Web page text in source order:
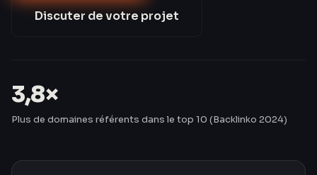
plus tôt vous commencez, plus tôt vous gagnez en
autorité. Les Créavores construisent un profil de
Discuter de votre projet
3,8×
Plus de domaines référents dans le top 10 (Backlinko 2024)